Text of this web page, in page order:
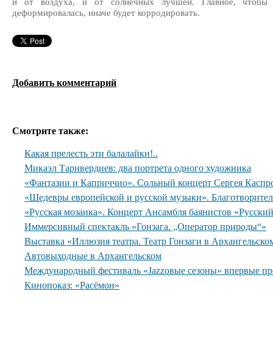
деформировалась, иначе будет корродировать.
Добавить комментарий
Смотрите также:
Какая прелесть эти балалайки!..
Микаэл Таривердиев: два портрета одного художника
«Фантазии и Каприччио». Сольный концерт Сергея
«Шедевры европейской и русской музыки».
«Русская мозаика». Концерт Ансамбля баянистов
Иммерсивный спектакль «Гонзага. „Оператор природы“»
Выставка «Иллюзия театра. Театр Гонзаги в
Автовыходные в Архангельском
Международный фестиваль «Jazzовые сезоны» впервые
Кинопоказ: «Расёмон»